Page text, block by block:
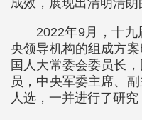
成效，展现出清明清朗
2022年9月，十
央领导机构的组成方
国人大常委会委员长
员，中央军委主席、
人选，一并进行了研究